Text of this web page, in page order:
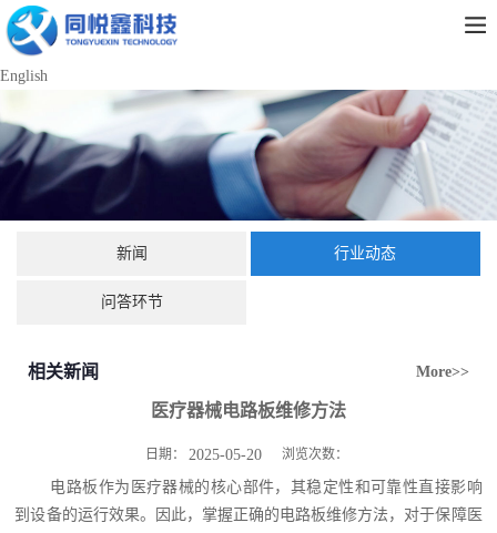
English
新闻 行业动态
问答环节
相关新闻 More>>
医疗器械电路板维修方法
日期： 2025-05-20 浏览次数：
电路板作为医疗器械的核心部件，其稳定性和可靠性直接影响
到设备的运行效果。因此，掌握正确的电路板维修方法，对于保障医